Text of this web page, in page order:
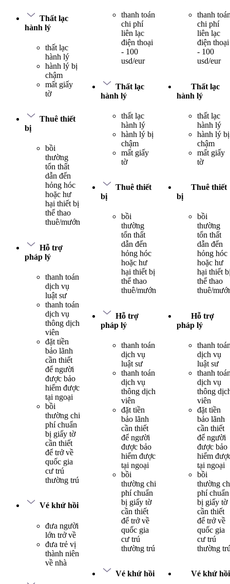
Thất lạc
hành lý
thất lạc
hành lý
hành lý bị
chậm
mất giấy
tờ
Thuê thiết
bị
bồi
thường
tổn thất
dẫn đến
hỏng hóc
hoặc hư
hại thiết bị
thể thao
thuê/mướn
Hỗ trợ
pháp lý
thanh toán
dịch vụ
luật sư
thanh toán
dịch vụ
thông dịch
viên
đặt tiền
bảo lãnh
cần thiết
để người
được bảo
hiểm được
tại ngoại
bồi
thường chi
phí chuẩn
bị giấy tờ
cần thiết
để trở về
quốc gia
cư trú
thường trú
Vé khứ hồi
đưa người
lớn trở về
đưa trẻ vị
thành niên
về nhà
thanh toán
chi phí
liên lạc
điện thoại
- 100
usd/eur
Thất lạc
hành lý
thất lạc
hành lý
hành lý bị
chậm
mất giấy
tờ
Thuê thiết
bị
bồi
thường
tổn thất
dẫn đến
hỏng hóc
hoặc hư
hại thiết bị
thể thao
thuê/mướn
Hỗ trợ
pháp lý
thanh toán
dịch vụ
luật sư
thanh toán
dịch vụ
thông dịch
viên
đặt tiền
bảo lãnh
cần thiết
để người
được bảo
hiểm được
tại ngoại
bồi
thường chi
phí chuẩn
bị giấy tờ
cần thiết
để trở về
quốc gia
cư trú
thường trú
Vé khứ hồi
thanh
chi phí
liên lạc
điện thoại
- 100
usd/eur
Thất lạc
hành lý
thất lạc
hành lý
hành lý bị
chậm
mất giấy
tờ
Thuê thiết
bị
bồi
thường
tổn thất
dẫn đến
hỏng hóc
hoặc hư
hại thiết
thể thao
thuê/
Hỗ trợ
pháp lý
thanh
dịch vụ
luật sư
thanh
dịch vụ
thông
viên
đặt tiền
bảo lãnh
cần thiết
để người
được bảo
hiểm
tại ngoại
bồi
thường
phí chuẩn
bị giấy tờ
cần thiết
để trở về
quốc gia
cư trú
thường
Vé khứ hồi